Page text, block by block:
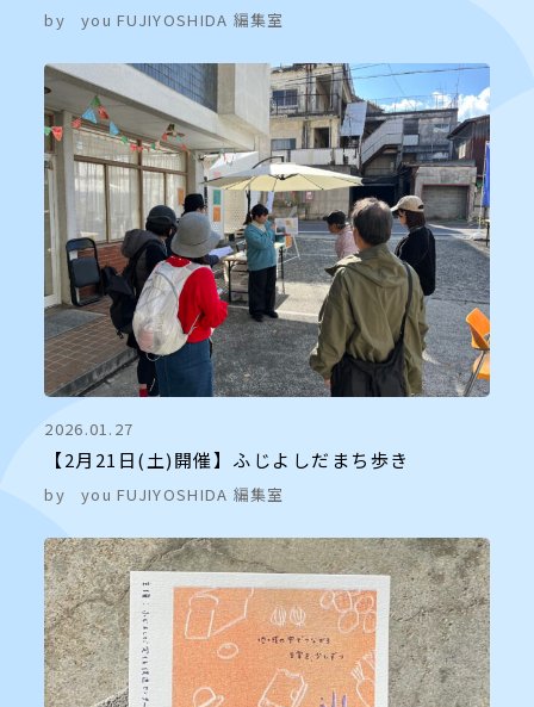
by you FUJIYOSHIDA 編集室
2026.01.27
【2月21日(土)開催】ふじよしだまち歩き
by you FUJIYOSHIDA 編集室